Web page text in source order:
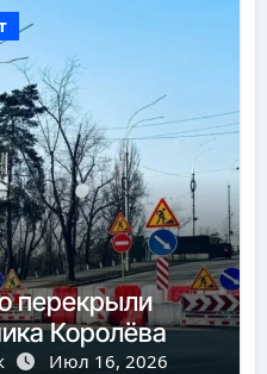
перекрыли
Королёва
Июл 16, 2026